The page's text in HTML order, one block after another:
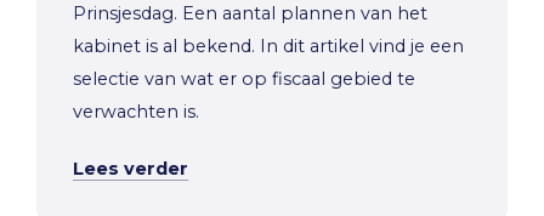
Prinsjesdag. Een aantal plannen van het
kabinet is al bekend. In dit artikel vind je een
selectie van wat er op fiscaal gebied te
verwachten is.
Lees verder